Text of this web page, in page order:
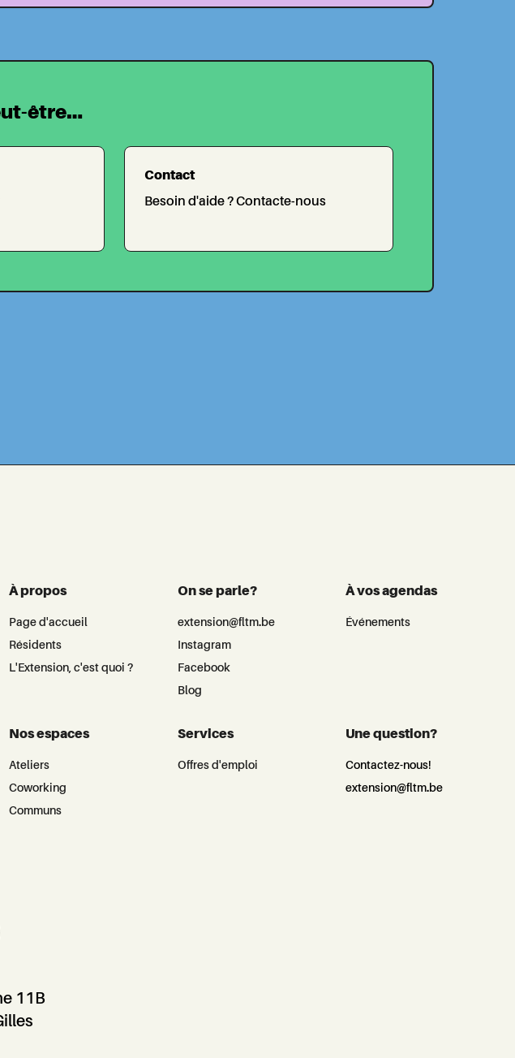
être...
Contact
Besoin d'aide ? Contacte-nous
À propos
Page d'accueil
Résidents
L'Extension, c'est quoi ?
On se parle?
extension@fltm.be
Instagram
Facebook
Blog
À vos agendas
Événements
Nos espaces
Ateliers
Coworking
Communs
Services
Offres d'emploi
Une question?
Contactez-nous!
extension@fltm.be
11B